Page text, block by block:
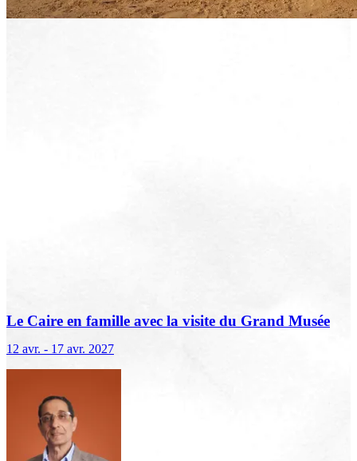
Le Caire en famille avec la visite du Grand Musée
12 avr. - 17 avr. 2027